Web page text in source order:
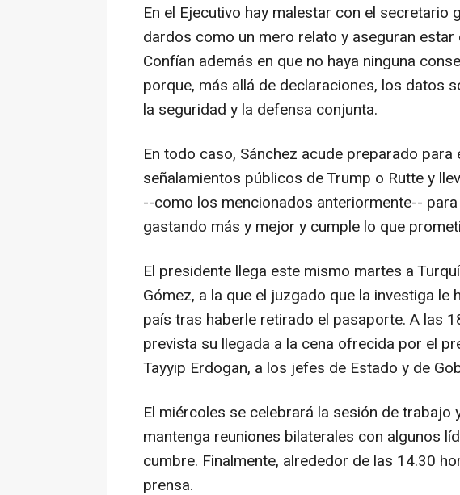
En el Ejecutivo hay malestar con el secretario
dardos como un mero relato y aseguran
Confían además en que no haya ninguna
porque, más allá de declaraciones, los datos
la seguridad y la defensa conjunta.
En todo caso, Sánchez acude preparado
señalamientos públicos de Trump o Rutte y
--como los mencionados anteriormente--
gastando más y mejor y cumple lo que
El presidente llega este mismo martes a
Gómez, a la que el juzgado que la investiga le
país tras haberle retirado el pasaporte. A las
prevista su llegada a la cena ofrecida por el
Tayyip Erdogan, a los jefes de Estado y de
El miércoles se celebrará la sesión de trabajo
mantenga reuniones bilaterales con algunos
cumbre. Finalmente, alrededor de las 14.30
prensa.